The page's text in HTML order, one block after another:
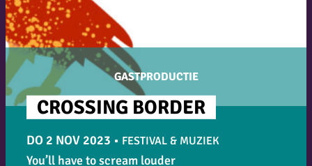
GASTPRODUCTIE
DO 2 NOV 2023 • FESTIVAL & MUZIEK
CROSSING BORDER
You’ll have to scream louder